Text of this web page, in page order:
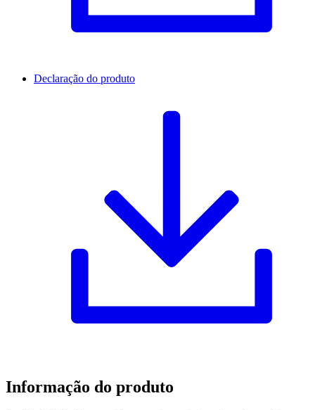
Declaração do produto
Informação do produto